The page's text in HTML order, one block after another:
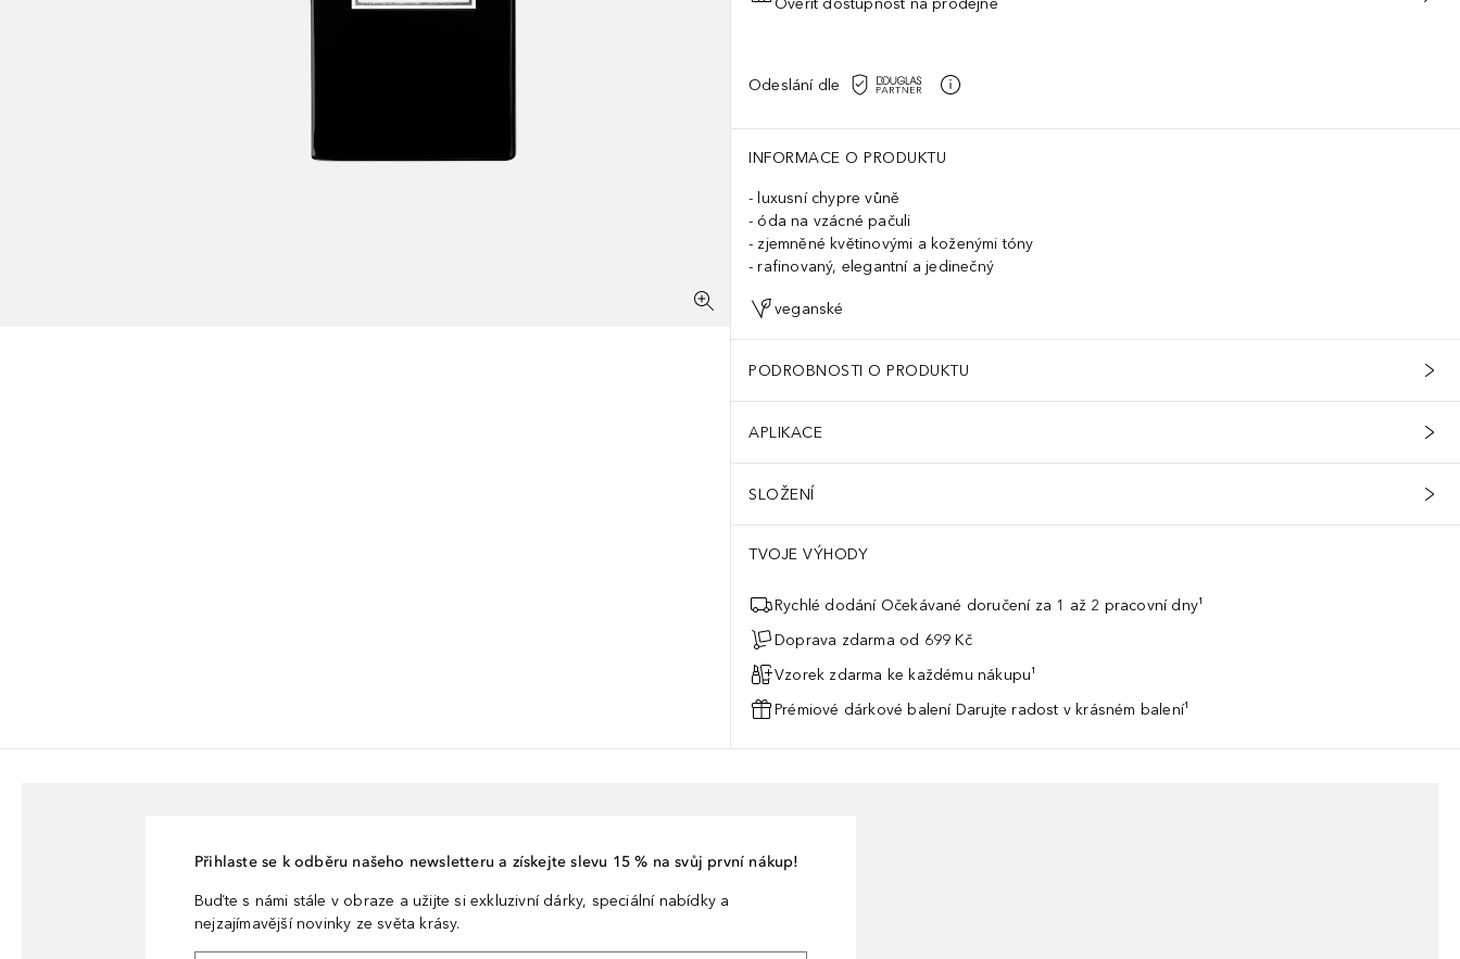
Ověřit dostupnost na prodejně
Odeslání dle
INFORMACE O PRODUKTU
luxusní chypre vůně
óda na vzácné pačuli
zjemněné květinovými a koženými tóny
rafinovaný, elegantní a jedinečný
veganské
PODROBNOSTI O PRODUKTU
APLIKACE
SLOŽENÍ
TVOJE VÝHODY
Rychlé dodání Očekávané doručení za 1 až 2 pracovní dny¹
Doprava zdarma od 699 Kč
Vzorek zdarma ke každému nákupu¹
Prémiové dárkové balení Darujte radost v krásném balení¹
Přihlaste se k odběru našeho newsletteru a získejte slevu 15 % na svůj první nákup!
Buďte s námi stále v obraze a užijte si exkluzivní dárky, speciální nabídky a
nejzajímavější novinky ze světa krásy.